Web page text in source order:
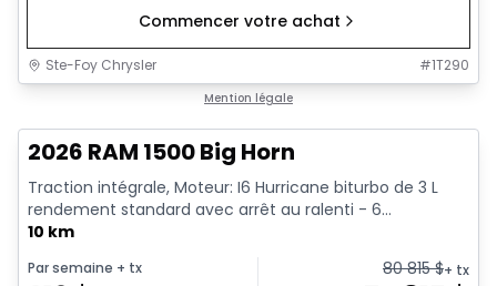
Commencer votre achat
Ste-Foy Chrysler #1T290
Mention légale
2026 RAM 1500 Big Horn
Traction intégrale, Moteur: I6 Hurricane biturbo de 3 L
rendement standard avec arrêt au ralenti - 6...
10 km
Par semaine + tx 80 815$+ tx